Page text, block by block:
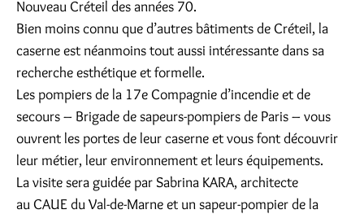
Nouveau Créteil des années 70.
Bien moins connu que d’autres bâtiments de Créteil, la
caserne est néanmoins tout aussi intéressante dans sa
recherche esthétique et formelle.
Les pompiers de la 17e Compagnie d’incendie et de
secours – Brigade de sapeurs-pompiers de Paris – vous
ouvrent les portes de leur caserne et vous font découvrir
leur métier, leur environnement et leurs équipements.
La visite sera guidée par Sabrina KARA, architecte
au CAUE du Val-de-Marne et un sapeur-pompier de la